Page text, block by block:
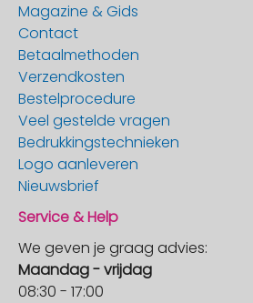
Magazine & Gids
Contact
Betaalmethoden
Verzendkosten
Bestelprocedure
Veel gestelde vragen
Bedrukkingstechnieken
Logo aanleveren
Nieuwsbrief
Service & Help
We geven je graag advies:
Maandag - vrijdag
08:30 - 17:00